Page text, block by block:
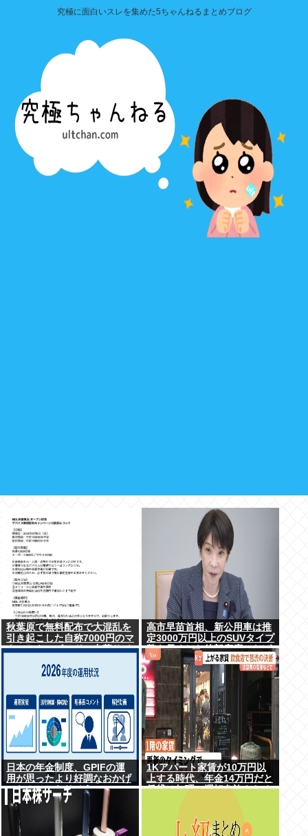
究極に面白いスレを集めた5ちゃんねるまとめブログ
秋葉原で無料配布で大混乱を
引き起こした自称7000円のマ
ウスとキーボード、中華サイ
ったwww
高市早苗首相、新公用車は推
定3000万円以上のSUVタイプ
贅を尽くした後部座席でたば
こを吸うのが至福の時間か ど
んどん延びる乗車時間
日本の年金制度、GPIFの運
用が思ったより好調なおかげ
でなんとかなりそう
1Kアパート家賃が10万円以
上する時代、年金14万円だと
賃貸は無理、運転免許もなく